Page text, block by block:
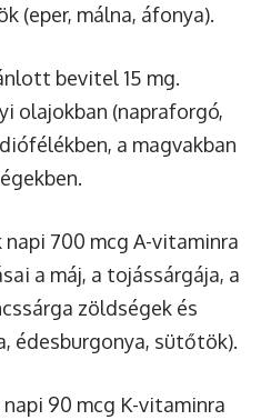
(eper, málna, áfonya).
bevitel 15 mg.
olajokban (napraforgó,
a magvakban
napi 700 mcg A-vitaminra
a máj, a tojássárgája, a
zöldségek és
édesburgonya, sütőtök).
napi 90 mcg K-vitaminra